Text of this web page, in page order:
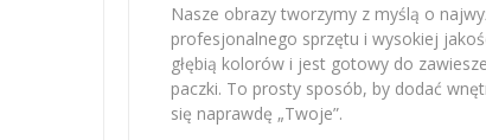
Nasze obrazy tworzymy z myślą o
profesjonalnego sprzętu i wysokiej
głębią kolorów i jest gotowy do
paczki. To prosty sposób, by dodać
się naprawdę „Twoje”.